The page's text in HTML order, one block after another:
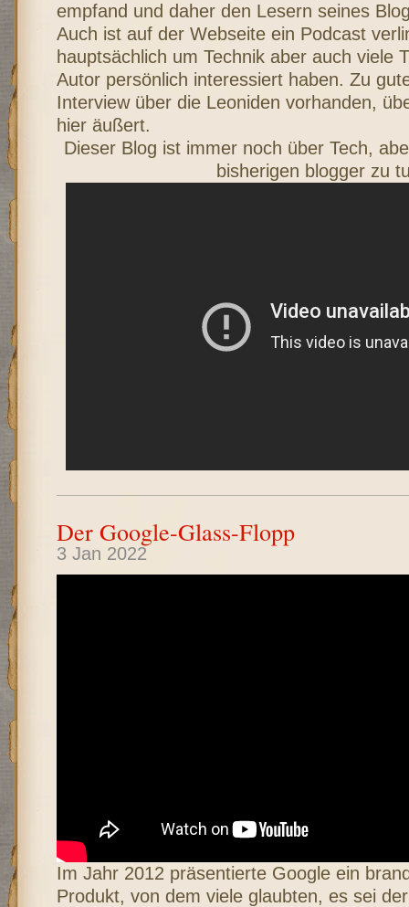
empfand und daher den Lesern seines
Auch ist auf der Webseite ein Podcast
hauptsächlich um Technik aber auch viele
Autor persönlich interessiert haben. Zu
Interview über die Leoniden vorhanden,
hier äußert.
Dieser Blog ist immer noch über Tech,
bisherigen blogger zu
Der Google-Glass-Flopp
3 Jan 2022
Im Jahr 2012 präsentierte Google ein
Produkt, von dem viele glaubten, es sei